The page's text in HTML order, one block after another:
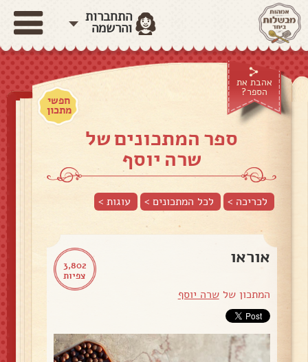
התחברות
והרשמה
אהבת את
הספר?
חפשי
מתכון
ספר המתכונים של
שרה יוסף
לכריכה > לכל המתכונים > עוגות>
3,802
צפיות
אוראו
המתכון שלשרה יוסף